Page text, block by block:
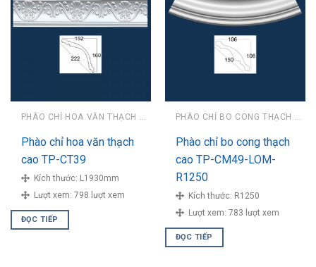
PHÀO CHỈ HOA VĂN THẠCH CAO
Phào chỉ hoa văn thạch
cao TP-CT39
Kích thước: L1930mm
Lượt xem: 798 lượt xem
ĐỌC TIẾP
PHÀO CHỈ BO CONG THẠCH CAO
Phào chỉ bo cong thạch
cao TP-CM49-LOM-
R1250
Kích thước: R1250
Lượt xem: 783 lượt xem
ĐỌC TIẾP